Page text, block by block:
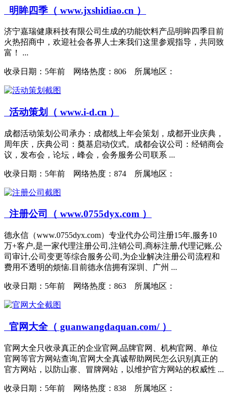
明眸四季（ www.jxshidiao.cn ）
济宁嘉瑞健康科技有限公司生成的功能饮料产品明眸四季目前
火热招商中，欢迎社会各界人士来我们这里参观指导，共同致
富！ ...
收录日期： 5年前 网络热度：806 所属地区：
活动策划（ www.i-d.cn ）
成都活动策划公司承办：成都线上年会策划，成都开业庆典，
周年庆，庆典公司：奠基启动仪式。成都会议公司：经销商会
议，发布会，论坛，峰会，会务服务公司联系 ...
收录日期： 5年前 网络热度：874 所属地区：
注册公司（ www.0755dyx.com ）
德永信（www.0755dyx.com）专业代办公司注册15年,服务10
万+客户,是一家代理注册公司,注销公司,商标注册,代理记账,公
司审计,公司变更等综合服务公司,为企业解决注册公司流程和
费用不透明的烦恼.目前德永信拥有深圳、广州 ...
收录日期： 5年前 网络热度：863 所属地区：
官网大全（ guanwangdaquan.com/ ）
官网大全只收录真正的企业官网,品牌官网、机构官网、单位
官网等官方网站查询,官网大全真诚帮助网民怎么识别真正的
官方网站，以防山寨、冒牌网站，以维护官方网站的权威性 ...
收录日期： 5年前 网络热度：838 所属地区：